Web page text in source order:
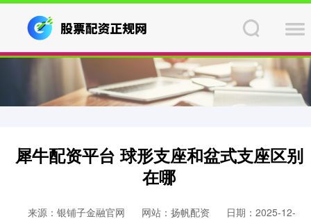
犀牛配资平台 球形支座和盆式支座区别
在哪
来源：银铺子金融官网 网站：扬帆配资
日期：2025-12-